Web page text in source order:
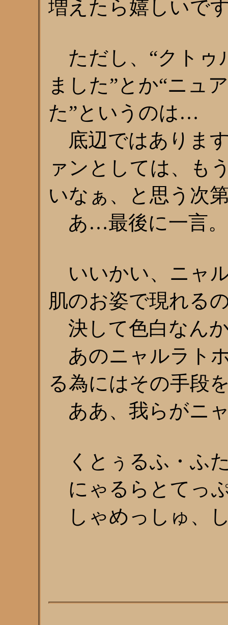
増えたら嬉しいで
ただし、“クトゥ
ました”とか“ニュ
た”というのは…
底辺ではありま
ァンとしては、も
いなぁ、と思う次
あ…最後に一言。
いいかい、ニャ
肌のお姿で現れる
決して色白なん
あのニャルラト
る為にはその手段
ああ、我らがニ
くとぅるふ・ふ
にゃるらとてっ
しゃめっしゅ、